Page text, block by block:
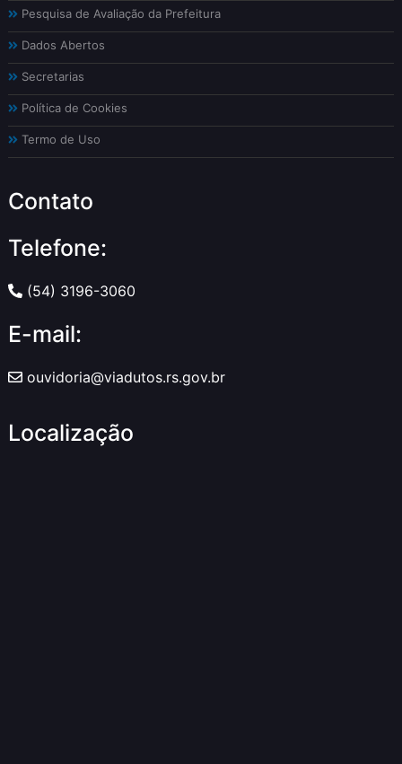
Pesquisa de Avaliação da Prefeitura
Dados Abertos
Secretarias
Política de Cookies
Termo de Uso
Contato
Telefone:
(54) 3196-3060
E-mail:
ouvidoria@viadutos.rs.gov.br
Localização